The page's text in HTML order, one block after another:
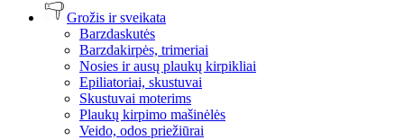
Grožis ir sveikata
Barzdaskutės
Barzdakirpės, trimeriai
Nosies ir ausų plaukų kirpikliai
Epiliatoriai, skustuvai
Skustuvai moterims
Plaukų kirpimo mašinėlės
Veido, odos priežiūrai